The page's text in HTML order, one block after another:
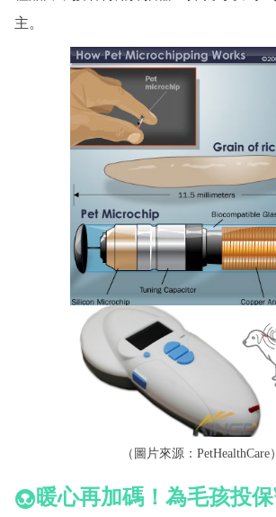
主。
（圖片來源： PetHealthCare）
暖心再加碼！為毛孩投